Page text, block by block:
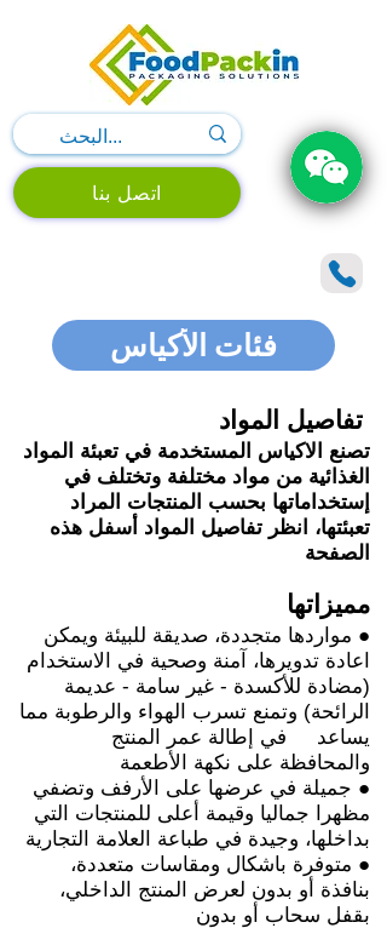
اتصل بنا
فئات الأكياس
تصنع الاكياس المستخدمة في تعبئة المواد
الغذائية من مواد مختلفة وتختلف في
إستخداماتها بحسب المنتجات المراد
تعبئتها، انظر تفاصيل المواد أسفل هذه
الصفحة
مميزاتها
● مواردها متجددة، صديقة للبيئة ويمكن
اعادة تدويرها، آمنة وصحية في الاستخدام
(مضادة للأكسدة - غير سامة - عديمة
الرائحة) وتمنع تسرب الهواء والرطوبة مما
يساعد في إطالة عمر المنتج
والمحافظة على نكهة الأطعمة
● جميلة في عرضها على الأرفف وتضفي
مظهرا جماليا وقيمة أعلى للمنتجات التي
بداخلها، وجيدة في طباعة العلامة التجارية
● متوفرة باشكال ومقاسات متعددة،
بنافذة أو بدون لعرض المنتج الداخلي،
بقفل سحاب أو بدون